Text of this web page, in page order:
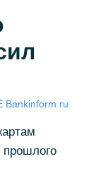
прошлого